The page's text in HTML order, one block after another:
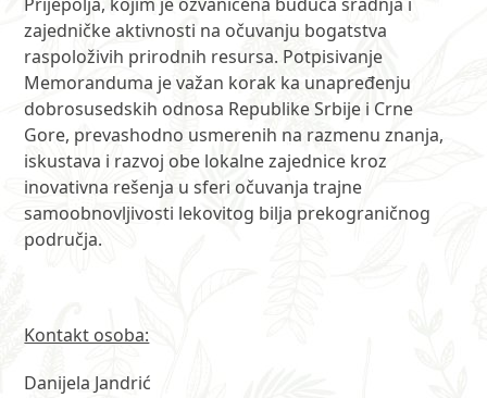
zajedničke aktivnosti na očuvanju bogatstva
raspoloživih prirodnih resursa. Potpisivanje
Memoranduma je važan korak ka unapređenju
dobrosusedskih odnosa Republike Srbije i Crne
Gore, prevashodno usmerenih na razmenu znanja,
iskustava i razvoj obe lokalne zajednice kroz
inovativna rešenja u sferi očuvanja trajne
samoobnovljivosti lekovitog bilja prekograničnog
područja.
Kontakt osoba:
Danijela Jandrić